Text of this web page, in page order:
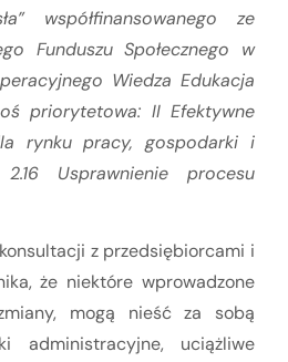
współfinansowanego ze
Funduszu Społecznego w
Wiedza Edukacja
priorytetowa: II Efektywne
rynku pracy, gospodarki i
2.16 Usprawnienie procesu
z przedsiębiorcami i
że niektóre wprowadzone
mogą nieść za sobą
administracyjne, uciążliwe